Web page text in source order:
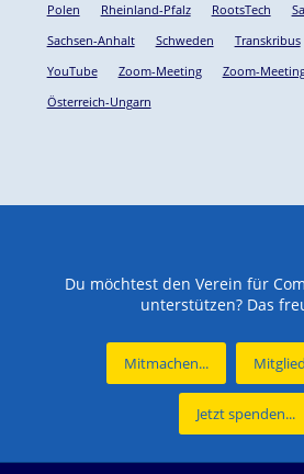
Polen
Rheinland-Pfalz RootsTech
Sachsen-Anhalt
Schweden Transkribus
YouTube
Zoom-Meeting Zoom-
Österreich-Ungarn
Du möchtest den Verein für
unterstützen? Das
Mitmachen...
Jetzt spenden...